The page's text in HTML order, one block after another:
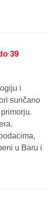
39
i
sunčano
u Baru i